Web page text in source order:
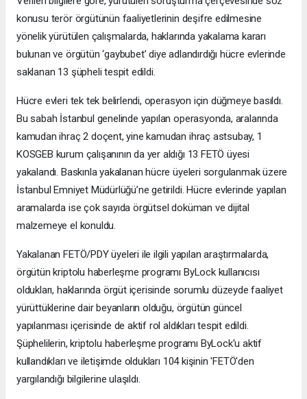
konusu terör örgütünün faaliyetlerinin deşifre edilmesine
yönelik yürütülen çalışmalarda, haklarında yakalama kararı
bulunan ve örgütün ‘gaybubet’ diye adlandırdığı hücre evlerinde
saklanan 13 şüpheli tespit edildi.
Hücre evleri tek tek belirlendi, operasyon için düğmeye basıldı.
Bu sabah İstanbul genelinde yapılan operasyonda, aralarında
kamudan ihraç 2 doçent, yine kamudan ihraç astsubay, 1
KOSGEB kurum çalışanının da yer aldığı 13 FETÖ üyesi
yakalandı. Baskınla yakalanan hücre üyeleri sorgulanmak üzere
İstanbul Emniyet Müdürlüğü’ne getirildi. Hücre evlerinde yapılan
aramalarda ise çok sayıda örgütsel doküman ve dijital
malzemeye el konuldu.
Yakalanan FETÖ/PDY üyeleri ile ilgili yapılan araştırmalarda,
örgütün kriptolu haberleşme programı ByLock kullanıcısı
oldukları, haklarında örgüt içerisinde sorumlu düzeyde faaliyet
yürüttüklerine dair beyanların olduğu, örgütün güncel
yapılanması içerisinde de aktif rol aldıkları tespit edildi.
Şüphelilerin, kriptolu haberleşme programı ByLock'u aktif
kullandıkları ve iletişimde oldukları 104 kişinin 'FETÖ'den
yargılandığı bilgilerine ulaşıldı.